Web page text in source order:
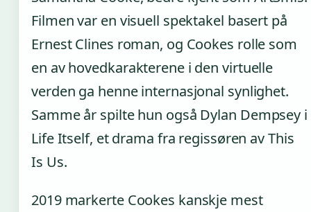
Filmen var en visuell spektakel basert på
Ernest Clines roman, og Cookes rolle som
en av hovedkarakterene i den virtuelle
verden ga henne internasjonal synlighet.
Samme år spilte hun også Dylan Dempsey i
Life Itself, et drama fra regissøren av This
Is Us.
2019 markerte Cookes kanskje mest